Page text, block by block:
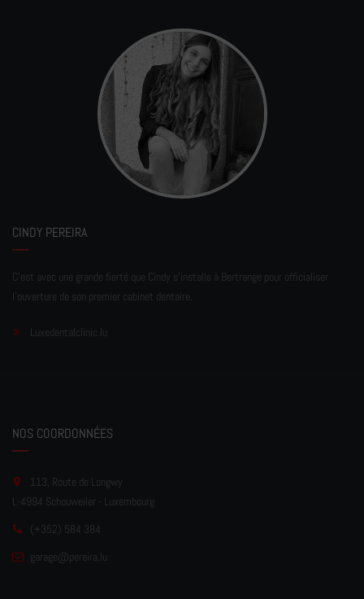
CINDY PEREIRA
C'est avec une grande fierté que Cindy s'installe à Bertrange pour officialiser
l'ouverture de son premier cabinet dentaire.
Luxedentalclinic.lu
NOS COORDONNÉES
113, Route de Longwy
L-4994 Schouweiler - Luxembourg
(+352) 584 384
garage@pereira.lu